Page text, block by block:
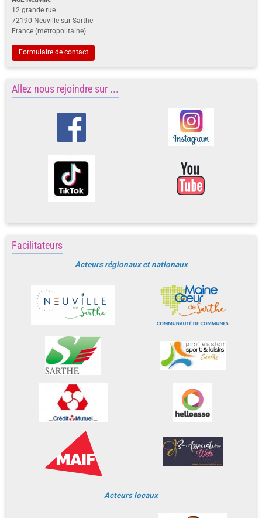
12 grande rue
72190 Neuville-sur-Sarthe
France (métropolitaine)
Formulaire de contact
Allez nous rejoindre sur ...
Facilitateurs
Acteurs régionaux et nationaux
Acteurs locaux